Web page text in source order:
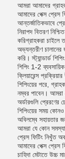
আমরা আমাদের
আমাদের পেক্স প্রেস
আন্তর্জাতিকভাবে
নিরাপদ বিতরণ
করিগ্রাহকরা চাইলে
অভ্যন্তরীণ চালানের
করি। স্ট্যান্ডার্ড
শিপিং 1-2
ক্লিয়ারেন্স
শিপিংয়ের পরে,
নম্বর পাবেন। আমরা
অর্ডারগুলি প্রেরণের
শিপিংয়ের সময়
অবিলম্বে সহায়তার
আমরা যে কোন
প্রেস ফিটিং নিখুঁত
আমাদের পেক্স প্রেস
চাহিদা মেটাতে উচ্চ